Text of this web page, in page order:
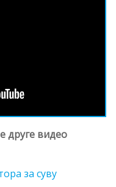
друге видео
за суву